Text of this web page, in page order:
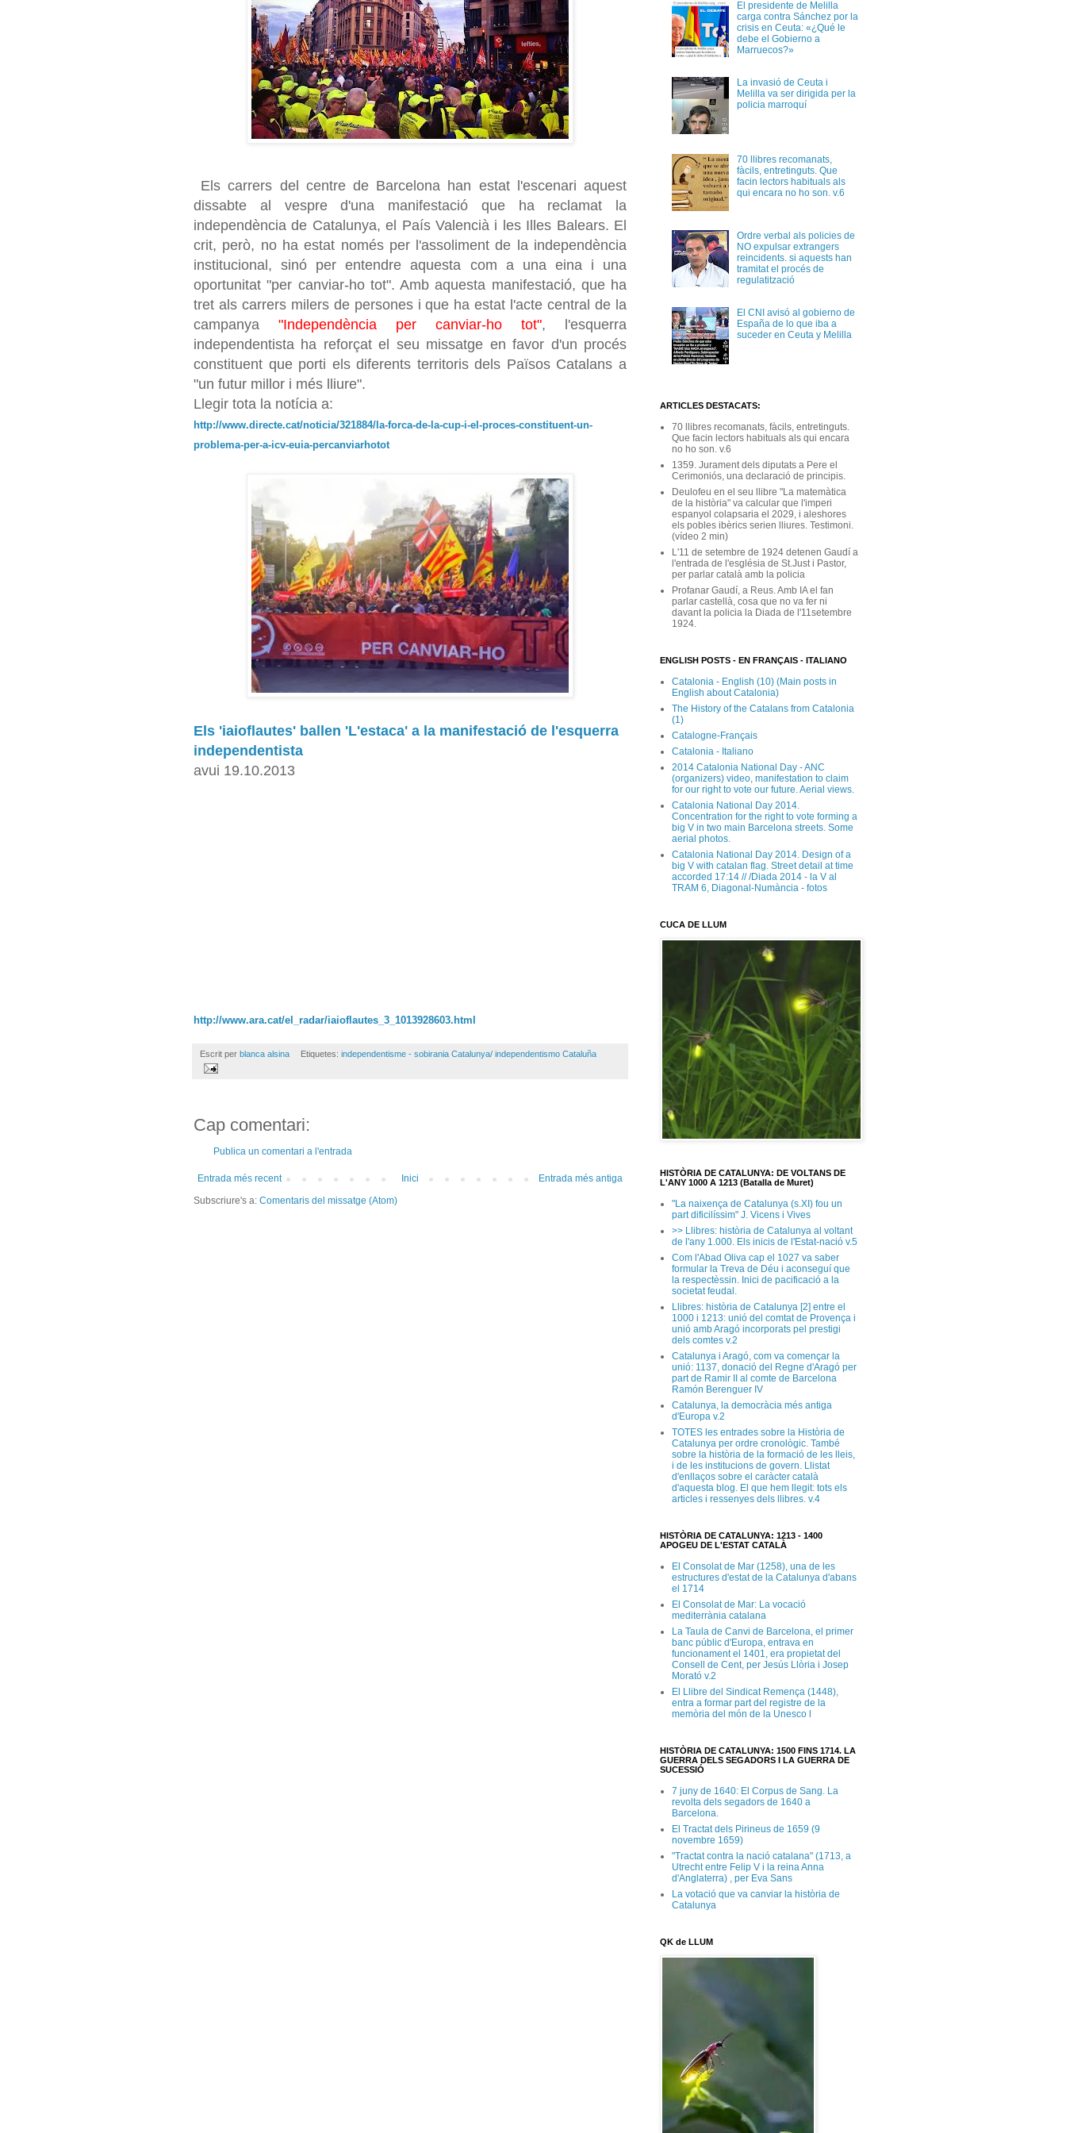
Els carrers del centre de Barcelona han estat l'escenari aquest
dissabte al vespre d'una manifestació que ha reclamat la
independència de Catalunya, el País Valencià i les Illes Balears. El
crit, però, no ha estat només per l'assoliment de la independència
institucional, sinó per entendre aquesta com a una eina i una
oportunitat "per canviar-ho tot". Amb aquesta manifestació, que ha
tret als carrers milers de persones i que ha estat l'acte central de la
campanya "Independència per canviar-ho tot", l'esquerra
independentista ha reforçat el seu missatge en favor d'un procés
constituent que porti els diferents territoris dels Països Catalans a
"un futur millor i més lliure".
Llegir tota la notícia a:
http://www.directe.cat/noticia/321884/la-forca-de-la-cup-i-el-proces-constituent-un-
problema-per-a-icv-euia-percanviarhotot
Els 'iaioflautes' ballen 'L'estaca' a la manifestació de l'esquerra
independentista
avui 19.10.2013
http://www.ara.cat/el_radar/iaioflautes_3_1013928603.html
Escrit per blanca alsina Etiquetes: independentisme - sobirania Catalunya/ independentismo Cataluña
Cap comentari:
Publica un comentari a l'entrada
Entrada més recent Entrada més antiga
Inici
Subscriure's a: Comentaris del missatge (Atom)
El presidente de Melilla
carga contra Sánchez por la
crisis en Ceuta: «¿Qué le
debe el Gobierno a
Marruecos?»
La invasió de Ceuta i
Melilla va ser dirigida per la
policia marroquí
70 llibres recomanats,
fàcils, entretinguts. Que
facin lectors habituals als
qui encara no ho son. v.6
Ordre verbal als policies de
NO expulsar extrangers
reincidents. si aquests han
tramitat el procés de
regulatització
El CNI avisó al gobierno de
España de lo que iba a
suceder en Ceuta y Melilla
ARTICLES DESTACATS:
70 llibres recomanats, fàcils, entretinguts.
Que facin lectors habituals als qui encara
no ho son. v.6
1359. Jurament dels diputats a Pere el
Cerimoniós, una declaració de principis.
Deulofeu en el seu llibre "La matemàtica
de la història" va calcular que l'imperi
espanyol colapsaria el 2029, i aleshores
els pobles ibèrics serien lliures. Testimoni.
(vídeo 2 min)
L'11 de setembre de 1924 detenen Gaudí a
l'entrada de l'església de St.Just i Pastor,
per parlar català amb la policia
Profanar Gaudí, a Reus. Amb IA el fan
parlar castellà, cosa que no va fer ni
davant la policia la Diada de l'11setembre
1924.
ENGLISH POSTS - EN FRANÇAIS - ITALIANO
Catalonia - English (10) (Main posts in
English about Catalonia)
The History of the Catalans from Catalonia
(1)
Catalogne-Français
Catalonia - Italiano
2014 Catalonia National Day - ANC
(organizers) video, manifestation to claim
for our right to vote our future. Aerial views.
Catalonia National Day 2014.
Concentration for the right to vote forming a
big V in two main Barcelona streets. Some
aerial photos.
Catalonia National Day 2014. Design of a
big V with catalan flag. Street detail at time
accorded 17:14 // /Diada 2014 - la V al
TRAM 6, Diagonal-Numància - fotos
CUCA DE LLUM
HISTÒRIA DE CATALUNYA: DE VOLTANS DE
L'ANY 1000 A 1213 (Batalla de Muret)
"La naixença de Catalunya (s.XI) fou un
part dificilíssim" J. Vicens i Vives
>> Llibres: història de Catalunya al voltant
de l'any 1.000. Els inicis de l'Estat-nació v.5
Com l'Abad Oliva cap el 1027 va saber
formular la Treva de Déu i aconseguí que
la respectèssin. Inici de pacificació a la
societat feudal.
Llibres: història de Catalunya [2] entre el
1000 i 1213: unió del comtat de Provença i
unió amb Aragó incorporats pel prestigi
dels comtes v.2
Catalunya i Aragó, com va començar la
unió: 1137, donació del Regne d'Aragó per
part de Ramir II al comte de Barcelona
Ramón Berenguer IV
Catalunya, la democràcia més antiga
d'Europa v.2
TOTES les entrades sobre la Història de
Catalunya per ordre cronològic. També
sobre la història de la formació de les lleis,
i de les institucions de govern. Llistat
d'enllaços sobre el caràcter català
d'aquesta blog. El que hem llegit: tots els
articles i ressenyes dels llibres. v.4
HISTÒRIA DE CATALUNYA: 1213 - 1400
APOGEU DE L'ESTAT CATALÀ
El Consolat de Mar (1258), una de les
estructures d'estat de la Catalunya d'abans
el 1714
El Consolat de Mar: La vocació
mediterrània catalana
La Taula de Canvi de Barcelona, el primer
banc públic d'Europa, entrava en
funcionament el 1401, era propietat del
Consell de Cent, per Jesús Llòria i Josep
Morató v.2
El Llibre del Sindicat Remença (1448),
entra a formar part del registre de la
memòria del món de la Unesco l
HISTÒRIA DE CATALUNYA: 1500 FINS 1714. LA
GUERRA DELS SEGADORS I LA GUERRA DE
SUCESSIÓ
7 juny de 1640: El Corpus de Sang. La
revolta dels segadors de 1640 a
Barcelona.
El Tractat dels Pirineus de 1659 (9
novembre 1659)
"Tractat contra la nació catalana" (1713, a
Utrecht entre Felip V i la reina Anna
d'Anglaterra) , per Eva Sans
La votació que va canviar la història de
Catalunya
QK de LLUM